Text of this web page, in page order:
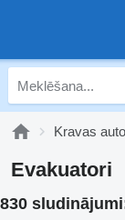
Kravas
Evakuatori
830